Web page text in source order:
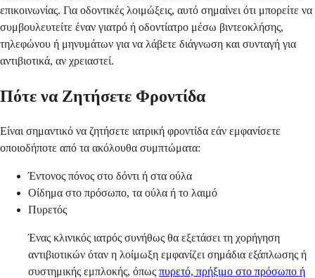
επικοινωνίας. Για οδοντικές λοιμώξεις, αυτό σημαίνει ότι μπορείτε να
συμβουλευτείτε έναν γιατρό ή οδοντίατρο μέσω βιντεοκλήσης,
τηλεφώνου ή μηνυμάτων για να λάβετε διάγνωση και συνταγή για
αντιβιοτικά, αν χρειαστεί.
Πότε να Ζητήσετε Φροντίδα
Είναι σημαντικό να ζητήσετε ιατρική φροντίδα εάν εμφανίσετε
οποιοδήποτε από τα ακόλουθα συμπτώματα:
Έντονος πόνος στο δόντι ή στα ούλα
Οίδημα στο πρόσωπο, τα ούλα ή το λαιμό
Πυρετός
Ένας κλινικός ιατρός συνήθως θα εξετάσει τη χορήγηση
αντιβιοτικών όταν η λοίμωξη εμφανίζει σημάδια εξάπλωσης ή
συστημικής εμπλοκής, όπως πυρετό, πρήξιμο στο πρόσωπο ή